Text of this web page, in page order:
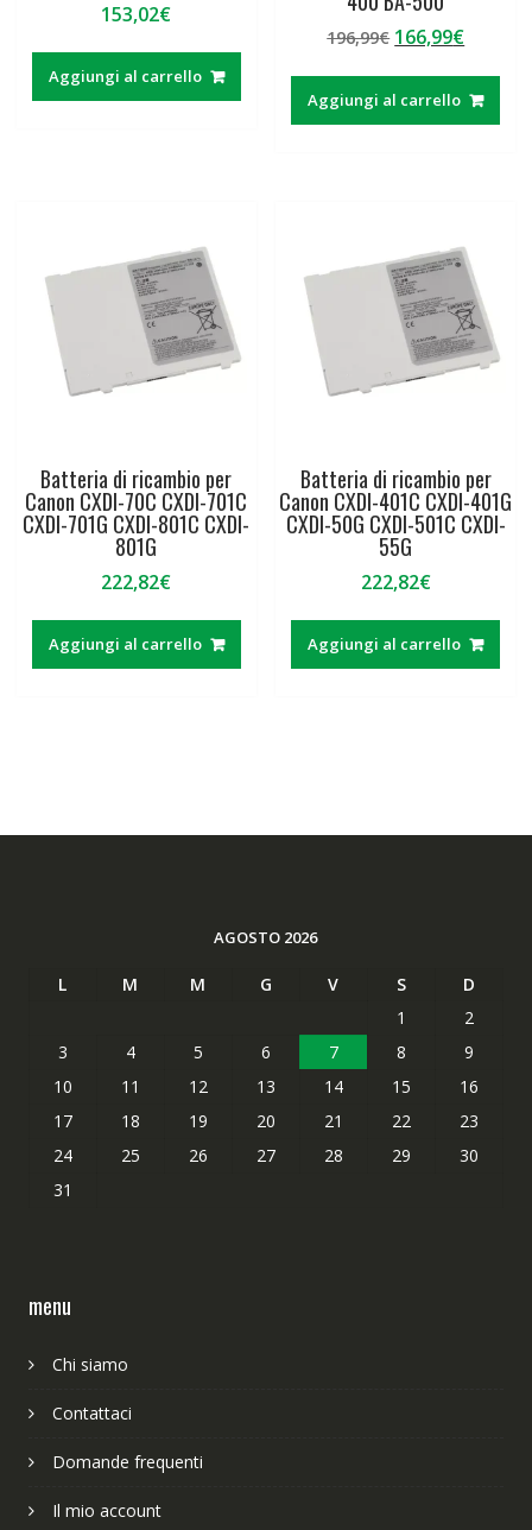
153,02€
Aggiungi al carrello
196,99€ Il
originale
era:
166,99€Il
attuale
è:
Aggiungi al carrello
Batteria di ricambio per
Canon CXDI-70C CXDI-701C
CXDI-701G CXDI-801C CXDI-
801G
222,82€
Aggiungi al carrello
Batteria di ricambio per
Canon CXDI-401C CXDI-401G
CXDI-50G CXDI-501C CXDI-
55G
222,82€
Aggiungi al carrello
AGOSTO 2026
L M M G V S
D
1
2
3
4 5 6 7 8
9
10
11 12 13 14 15
16
17
18 19 20 21 22
23
24
25 26 27 28 29
30
31
menu
Chi siamo
Contattaci
Domande frequenti
Il mio account